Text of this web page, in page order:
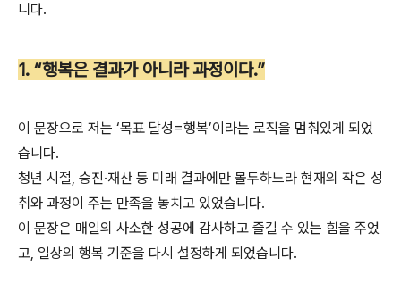
니다.
1. “행복은 결과가 아니라 과정이다.”
이 문장으로 저는 ‘목표 달성=행복’이라는 로직을 멈춰있게 되었
습니다.
청년 시절, 승진·재산 등 미래 결과에만 몰두하느라 현재의 작은 성
취와 과정이 주는 만족을 놓치고 있었습니다.
이 문장은 매일의 사소한 성공에 감사하고 즐길 수 있는 힘을 주었
고, 일상의 행복 기준을 다시 설정하게 되었습니다.